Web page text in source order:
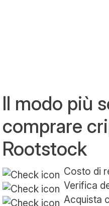
Il modo più
comprare
Rootstock
Costo di
Verifica
Acquista